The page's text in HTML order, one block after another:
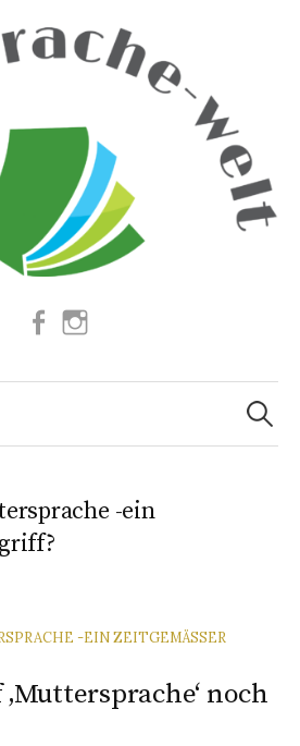
Facebook
Suchen
nach:
-ein
-EIN ZEITGEMÄSSER B
noch